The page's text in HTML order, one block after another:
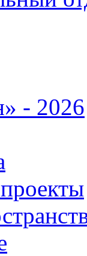
- 2026